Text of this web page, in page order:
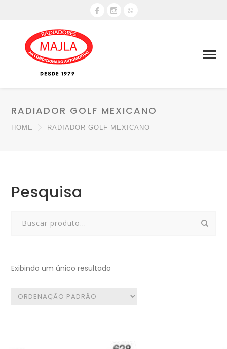
RADIADOR GOLF MEXICANO
HOME RADIADOR GOLF MEXICANO
Pesquisa
Exibindo um único resultado